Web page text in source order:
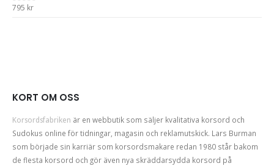
0out of 5
795 kr
KORT OM OSS
Korsordsfabriken är en webbutik som säljer kvalitativa korsord och
Sudokus online för tidningar, magasin och reklamutskick. Lars Burman
som började sin karriär som korsordsmakare redan 1980 står bakom
de flesta korsord och gör även nya skräddarsydda korsord på